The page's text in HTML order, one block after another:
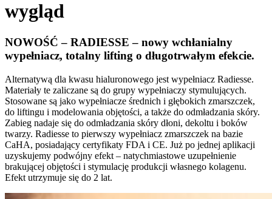
wygląd
NOWOŚĆ – RADIESSE – nowy wchłanialny
wypełniacz, totalny lifting o długotrwałym efekcie.
Alternatywą dla kwasu hialuronowego jest wypełniacz Radiesse.
Materiały te zaliczane są do grupy wypełniaczy stymulujących.
Stosowane są jako wypełniacze średnich i głębokich zmarszczek,
do liftingu i modelowania objętości, a także do odmładzania skóry.
Zabieg nadaje się do odmładzania skóry dłoni, dekoltu i boków
twarzy. Radiesse to pierwszy wypełniacz zmarszczek na bazie
CaHA, posiadający certyfikaty FDA i CE. Już po jednej aplikacji
uzyskujemy podwójny efekt – natychmiastowe uzupełnienie
brakującej objętości i stymulację produkcji własnego kolagenu.
Efekt utrzymuje się do 2 lat.